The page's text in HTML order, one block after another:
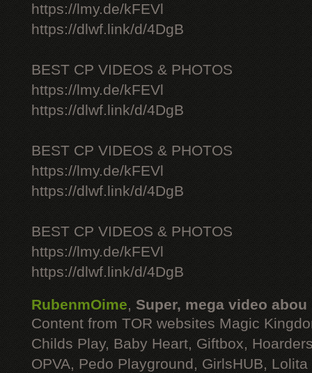
https://lmy.de/kFEVl
https://dlwf.link/d/4DgB
BEST CP VIDEOS & PHOTOS
https://lmy.de/kFEVl
https://dlwf.link/d/4DgB
BEST CP VIDEOS & PHOTOS
https://lmy.de/kFEVl
https://dlwf.link/d/4DgB
BEST CP VIDEOS & PHOTOS
https://lmy.de/kFEVl
https://dlwf.link/d/4DgB
RubenmOime, Super, mega video abou
Content from TOR websites Magic
Childs Play, Baby Heart, Giftbox,
OPVA, Pedo Playground, GirlsHUB, Lolita